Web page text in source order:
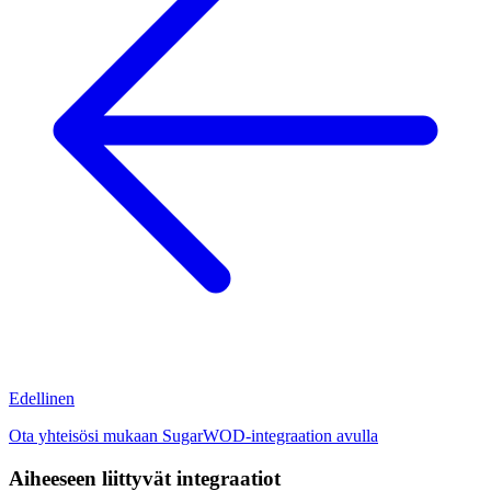
Edellinen
Ota yhteisösi mukaan SugarWOD-integraation avulla
Aiheeseen liittyvät integraatiot